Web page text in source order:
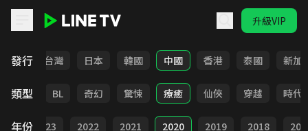
升級VIP
發行
全部 台灣 日本 韓國 中國 香港 泰國 新加
類型
勵志 BL 奇幻 驚悚 療癒 仙俠 穿越 時代
年份 2023 2022 2021 2020 2019 2018